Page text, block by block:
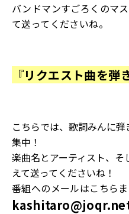
バンドマンすごろくのマ
て送ってくださいね。
『リクエスト曲を弾
こちらでは、歌詞みんに
集中！
楽曲名とアーティスト、
えて送ってくださいね！
番組へのメールはこちら